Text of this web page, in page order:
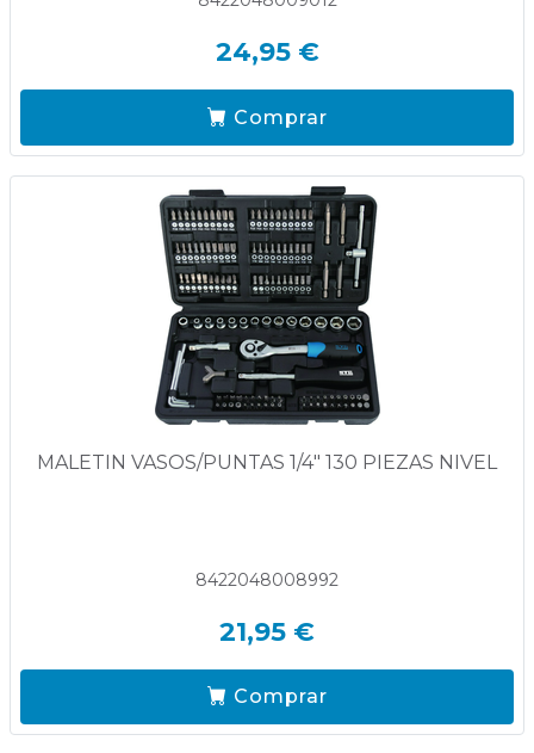
24,95 €
Comprar
MALETIN VASOS/PUNTAS 1/4" 130 PIEZAS NIVEL
8422048008992
21,95 €
Comprar